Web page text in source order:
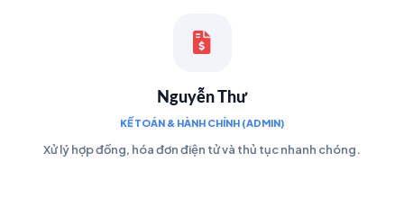
Nguyễn Thư
KẾ TOÁN & HÀNH CHÍNH (ADMIN)
Xử lý hợp đồng, hóa đơn điện tử và thủ tục nhanh chóng.